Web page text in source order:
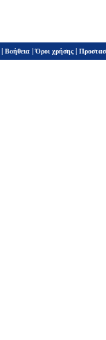
| Βοήθεια |Όροι χρήσης |